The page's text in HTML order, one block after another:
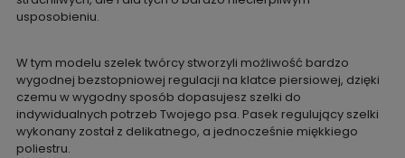
usposobieniu.
W tym modelu szelek twórcy stworzyli możliwość bardzo
wygodnej bezstopniowej regulacji na klatce piersiowej, dzięki
czemu w wygodny sposób dopasujesz szelki do
indywidualnych potrzeb Twojego psa. Pasek regulujący szelki
wykonany został z delikatnego, a jednocześnie miękkiego
poliestru.